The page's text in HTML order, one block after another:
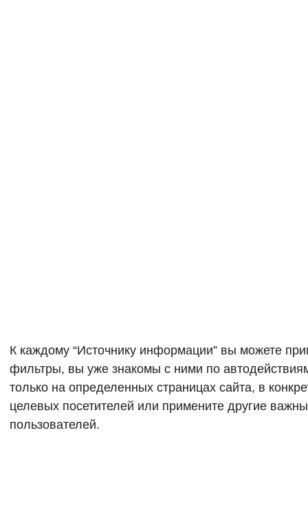
К каждому “Источнику информации” вы можете
фильтры, вы уже знакомы с ними по
только на определенных страницах сайта, в
целевых посетителей или примените другие
пользователей.